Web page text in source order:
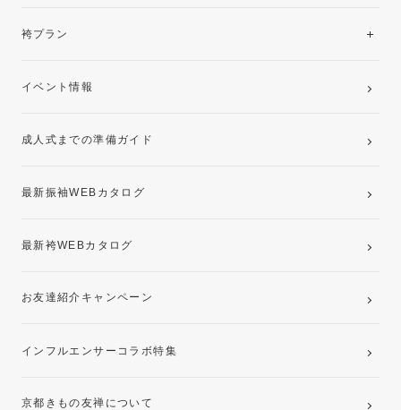
レンタルプラン
袴プラン
卒業袴レンタルプラン
イベント情報
成人式までの準備ガイド
最新振袖WEBカタログ
最新袴WEBカタログ
お友達紹介キャンペーン
インフルエンサーコラボ特集
京都きもの友禅について